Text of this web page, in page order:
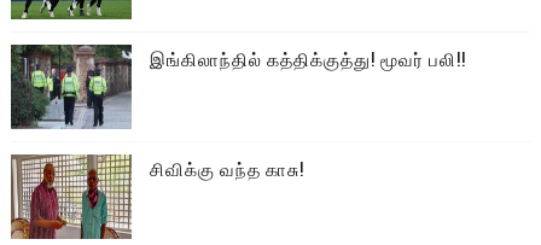
இங்கிலாந்தில் கத்திக்குத்து! மூவர் பலி!!
சிவிக்கு வந்த காசு!